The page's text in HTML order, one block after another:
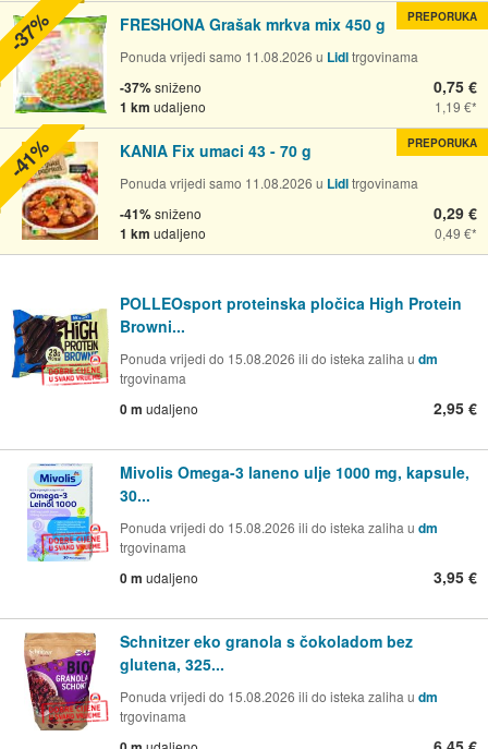
FRESHONA Grašak mrkva mix 450 g
Ponuda vrijedi samo 11.08.2026 u Lidltrgovinama
-37%sniženo
1 km udaljeno
0,75 €
1,19 €
PREPORUKA
-37%
KANIA Fix umaci 43 - 70 g
Ponuda vrijedi samo 11.08.2026 u Lidltrgovinama
-41%sniženo
1 km udaljeno
0,29 €
0,49 €
PREPORUKA
-41%
POLLEOsport proteinska pločica High Protein
Browni...
Ponuda vrijedi do 15.08.2026 ili do isteka zaliha u dm
trgovinama
0 m udaljeno 2,95 €
Mivolis Omega-3 laneno ulje 1000 mg, kapsule,
30...
Ponuda vrijedi do 15.08.2026 ili do isteka zaliha u dm
trgovinama
0 m udaljeno 3,95 €
Schnitzer eko granola s čokoladom bez
glutena, 325...
Ponuda vrijedi do 15.08.2026 ili do isteka zaliha u dm
trgovinama